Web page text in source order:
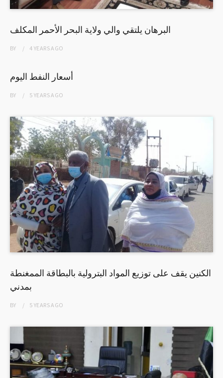
البرهان يلتقي والي ولاية البحر الأحمر المكلف
BY 4 YEARSAGO
أسعار النفط اليوم
BY 5 YEARSAGO
الكنين يقف على توزيع المواد البترولية بالبطاقة الممغنطة
بمدني
BY 5 YEARSAGO